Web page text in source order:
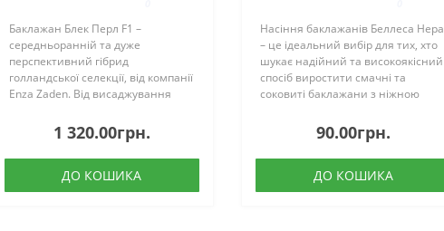
Баклажан Блек Перл F1 –
середньоранній та дуже
перспективний гібрид
голландської селекції, від компанії
Enza Zaden. Від висаджування
проходить близько 60-70 днів.
Демонструє стабільні результати
при вирощуванні у..
1 320.00грн.
ДО КОШИКА
Насіння баклажанів Беллеса Нера
– це ідеальний вибір для тих, хто
шукає надійний та високоякісний
спосіб виростити смачні та
соковиті баклажани з ніжною
відмінним вибором для всіх, хто
любить займатися садівництвом і
вир..
90.00грн.
ДО КОШИКА